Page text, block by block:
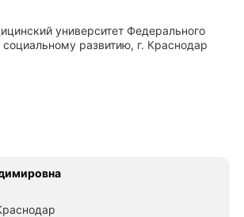
развитию, г. Краснодар